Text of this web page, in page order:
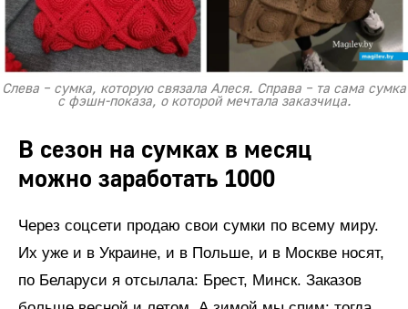
Слева – сумка, которую связала Алеся. Справа – та сама сумка
с фэшн-показа, о которой мечтала заказчица.
В сезон на сумках в месяц
можно заработать 1000
Через соцсети продаю свои сумки по всему миру.
Их уже и в Украине, и в Польше, и в Москве носят,
по Беларуси я отсылала: Брест, Минск. Заказов